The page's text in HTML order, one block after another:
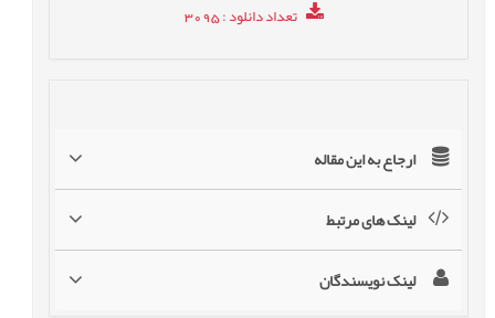
تعداد دانلود: 3095
ارجاع به این مقاله
لینک های مرتبط
لینک نویسندگان